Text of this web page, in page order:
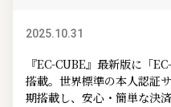
2025.10.31
『EC-CUBE』最新版に「
搭載。世界標準の本人認証
期搭載し、安心・簡単な決